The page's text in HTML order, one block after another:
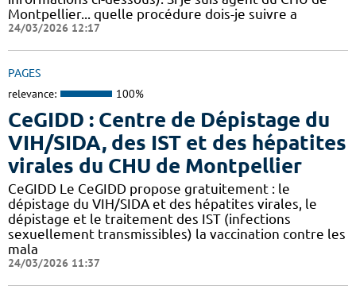
Montpellier... quelle procédure dois-je suivre a
24/03/2026 12:17
PAGES
relevance: 100%
CeGIDD : Centre de Dépistage du
VIH/SIDA, des IST et des hépatites
virales du CHU de Montpellier
CeGIDD Le CeGIDD propose gratuitement : le
dépistage du VIH/SIDA et des hépatites virales, le
dépistage et le traitement des IST (infections
sexuellement transmissibles) la vaccination contre les
mala
24/03/2026 11:37